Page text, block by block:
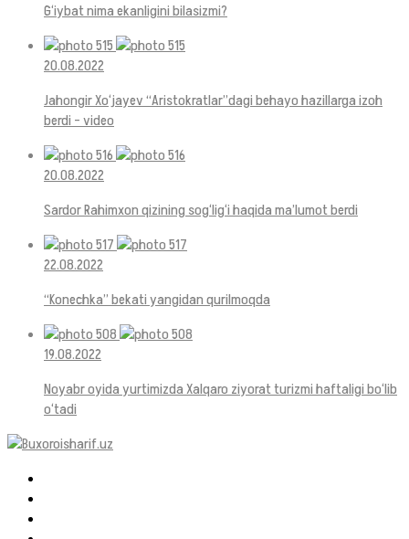
G‘iybat nima ekanligini bilasizmi?
20.08.2022
Jahongir Xo‘jayev “Aristokratlar”dagi behayo hazillarga izoh
berdi – video
20.08.2022
Sardor Rahimxon qizining sog‘lig‘i haqida ma’lumot berdi
22.08.2022
“Konechka” bekati yangidan qurilmoqda
19.08.2022
Noyabr oyida yurtimizda Xalqaro ziyorat turizmi haftaligi bo‘lib
o‘tadi